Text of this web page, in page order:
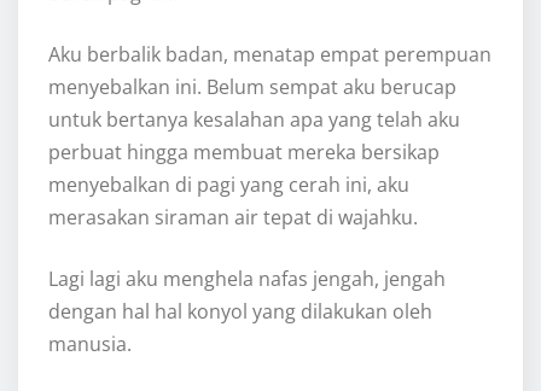
Aku berbalik badan, menatap empat perempuan
menyebalkan ini. Belum sempat aku berucap
untuk bertanya kesalahan apa yang telah aku
perbuat hingga membuat mereka bersikap
menyebalkan di pagi yang cerah ini, aku
merasakan siraman air tepat di wajahku.
Lagi lagi aku menghela nafas jengah, jengah
dengan hal hal konyol yang dilakukan oleh
manusia.